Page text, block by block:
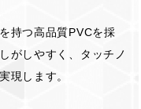
持つ高品質PVCを採
がしやすく、タッチノ
現します。